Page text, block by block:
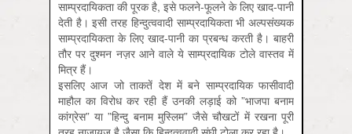
साम्प्रदायिकता की पूरक है, इसे फलने-फूलने के लिए खाद-पानी
देती है। इसी तरह हिन्दुत्ववादी साम्प्रदायिकता भी अल्पसंख्यक
साम्प्रदायिकता के लिए खाद-पानी का प्रबन्ध करती है। बाहरी
तौर पर दुश्मन नज़र आने वाले ये साम्प्रदायिक टोले वास्तव में
मित्र हैं।
इसलिए आज जो ताकतें देश में बने साम्प्रदायिक फासीवादी
माहौल का विरोध कर रही हैं उनकी लड़ाई को ”भाजपा बनाम
कांग्रेस” या ”हिन्दु बनाम मुस्लिम” जैसे चौखटों में रखना पूरी